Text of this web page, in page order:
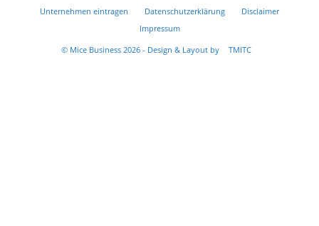
Unternehmen eintragen Datenschutzerklärung
Disclaimer
Impressum
© Mice Business 2026 - Design & Layout by
TMITC